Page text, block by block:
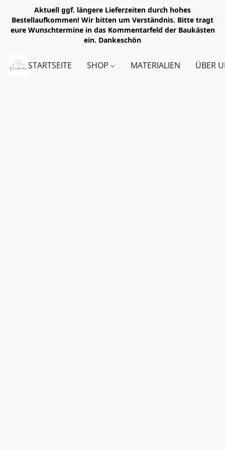
Aktuell ggf. längere Lieferzeiten durch hohes
Bestellaufkommen! Wir bitten um Verständnis. Bitte tragt
eure Wunschtermine in das Kommentarfeld der Baukästen
ein. Dankeschön
STARTSEITE SHOP MATERIALIEN ÜBER